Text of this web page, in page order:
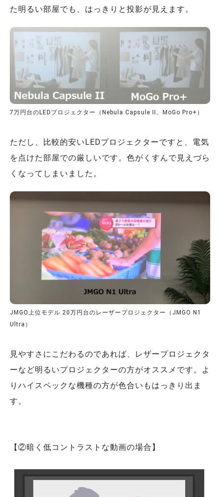
た明るい部屋でも、はっきりと投影が見えます。
7万円台のLEDプロジェクター（Nebula Capsule II、MoGo Pro+）
ただし、比較的安いLEDプロジェクターですと、電気
を点けた部屋での厳しいです。色がくすんで見えづら
くなってしまいました。
JMGO上位モデル 20万円台のレーザープロジェクター（JMGO N1
Ultra）
見やすさにこだわるのであれば、レザープロジェクタ
ーなど明るいプロジェクターの方がオススメです。よ
りハイスペックな機種の方が色合いもはっきり出ま
す。
【②暗く低コントラストな動画の場合】